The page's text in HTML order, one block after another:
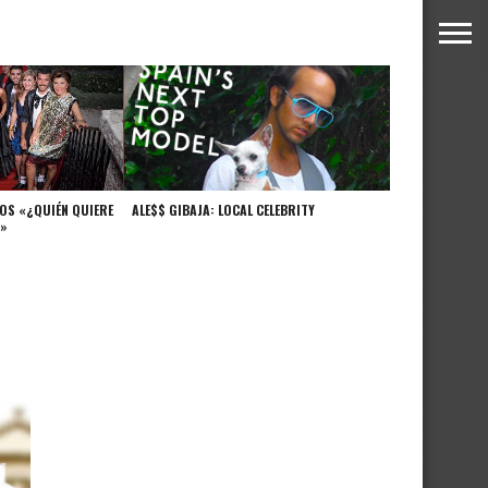
«¿QUIÉN QUIERE
ALE$$ GIBAJA: LOCAL CELEBRITY